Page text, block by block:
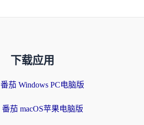
下载应用
番茄 Windows PC电脑版
番茄 macOS苹果电脑版